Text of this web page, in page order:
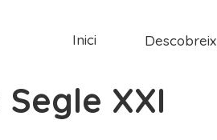
Inici Descobreix
Segle XXI